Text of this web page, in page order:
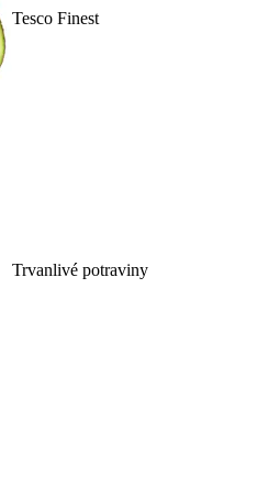
Tesco Finest
Trvanlivé potraviny